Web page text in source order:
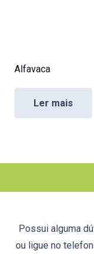
Alfavaca
Ler mais
Possui alguma
ou ligue no